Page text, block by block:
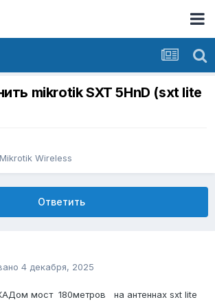
mikrotik SXT 5HnD (sxt lite
Mikrotik Wireless
Ответить
4 декабря, 2025
мост 180метров на антеннах sxt lite